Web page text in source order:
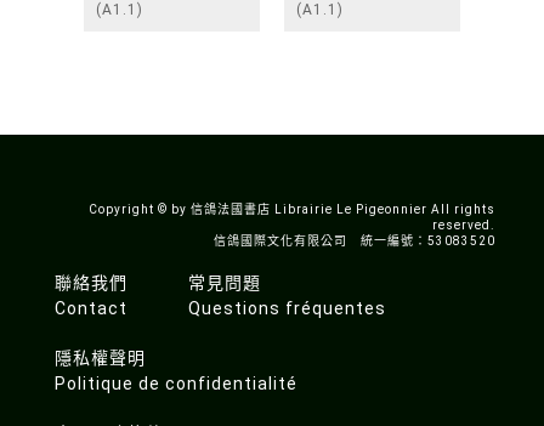
(A1.1)
(A1.1)
Copyright © by 信鴿法國書店 Librairie Le Pigeonnier All rights
reserved.
信鴿國際文化有限公司 統一編號：53083520
聯絡我們
Contact
常見問題
Questions fréquentes
隱私權聲明
Politique de confidentialité